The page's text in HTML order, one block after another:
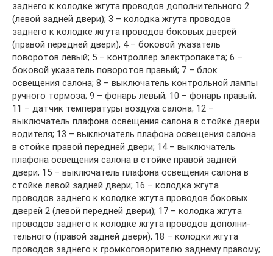
заднего к колодке жгута проводов дополнительного 2
(левой задней двери); 3 – колодка жгута проводов
заднего к колодке жгута проводов боковых дверей
(правой передней двери); 4 – боковой указатель
поворотов левый; 5 – контроллер электропакета; 6 –
боковой указатель поворотов правый; 7 – блок
освещения салона; 8 – выключатель контрольной лампы
ручного тормоза; 9 – фонарь левый; 10 – фонарь правый;
11 – датчик температуры воздуха салона; 12 –
выключатель плафона освещения салона в стойке двери
водителя; 13 – выключатель плафона освещения салона
в стойке правой передней двери; 14 – выключатель
плафона освещения салона в стойке правой задней
двери; 15 – выключатель плафона освещения салона в
стойке левой задней двери; 16 – колодка жгута
проводов заднего к колодке жгута проводов боковых
дверей 2 (левой передней двери); 17 – колодка жгута
проводов заднего к колодке жгута проводов дополни-
тельного (правой задней двери); 18 – колодки жгута
проводов заднего к громкоговорителю заднему правому;